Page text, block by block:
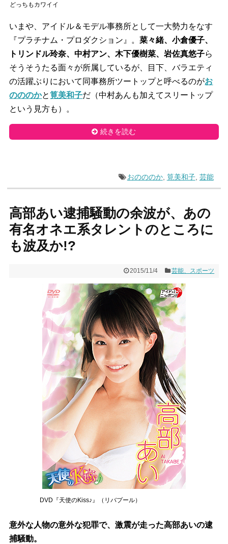
どっちもカワイイ
いまや、アイドル＆モデル事務所として一大勢力をなす
『プラチナム・プロダクション』。菜々緒、小倉優子、
トリンドル玲奈、中村アン、木下優樹菜、岩佐真悠子ら
そうそうたる面々が所属しているが、目下、バラエティ
の活躍ぶりにおいて同事務所ツートップと呼べるのがお
のののかと筧美和子だ（中村あんも加えてスリートップ
という見方も）。
続きを読む
おのののか, 筧美和子, 芸能
高部あい逮捕騒動の余波が、あの
有名オネエ系タレントのところに
も波及か!?
2015/11/4 芸能、スポーツ
DVD『天使のKiss♪』（リバプール）
意外な人物の意外な犯罪で、激震が走った高部あいの逮
捕騒動。